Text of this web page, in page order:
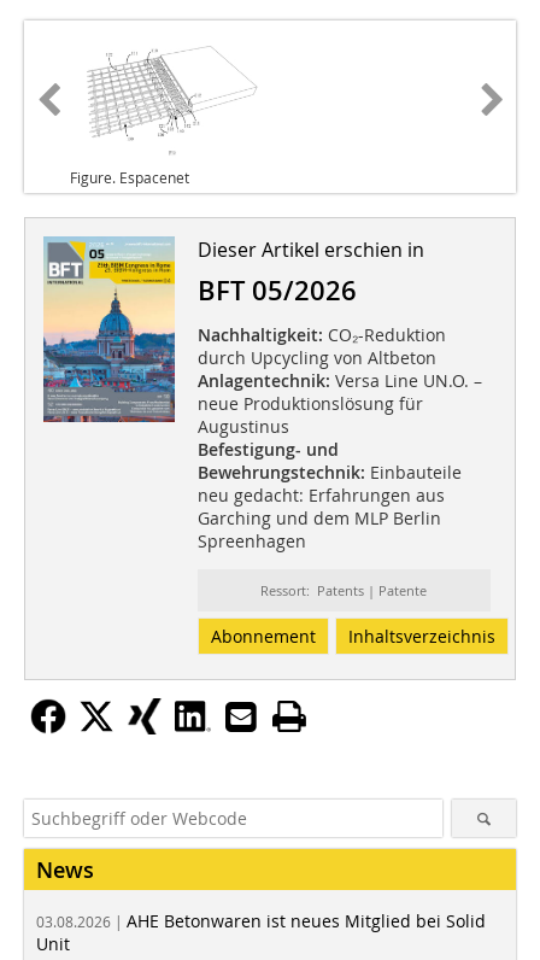
Figure. Espacenet
Dieser Artikel erschien in
BFT 05/2026
Nachhaltigkeit: CO₂-Reduktion
durch Upcycling von Altbeton
Anlagentechnik: Versa Line UN.O. –
neue Produktionslösung für
Augustinus
Befestigung- und
Bewehrungstechnik: Einbauteile
neu gedacht: Erfahrungen aus
Garching und dem MLP Berlin
Spreenhagen
Ressort: Patents | Patente
Abonnement Inhaltsverzeichnis
News
03.08.2026 | AHE Betonwaren ist neues Mitglied bei Solid
Unit